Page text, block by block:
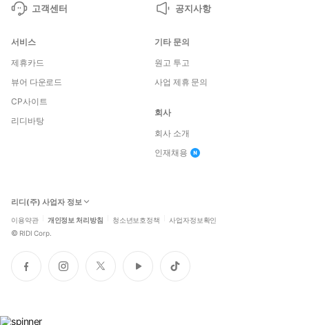
고객센터 공지사항
서비스
제휴카드
뷰어 다운로드
CP사이트
리디바탕
기타 문의
원고 투고
사업 제휴 문의
회사
회사 소개
인재채용
리디(주) 사업자 정보
이용약관 개인정보 처리방침 청소년보호정책 사업자정보확인
© RIDI Corp.
페
이
인
스
트
위
유
튜
틱
톡